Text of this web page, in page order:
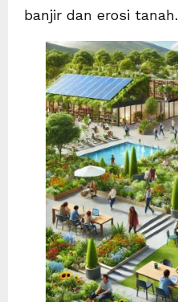
banjir dan erosi tanah.